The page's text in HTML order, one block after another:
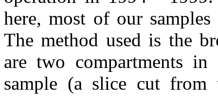
here, most of our
The method used is the
are two compartments
sample (a slice cut from